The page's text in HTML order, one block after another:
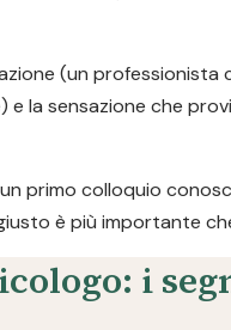
(un
la sensazione che
primo colloquio
è più importante
i